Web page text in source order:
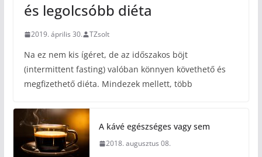
és legolcsóbb diéta
2019. április 30. TZsolt
Na ez nem kis ígéret, de az időszakos böjt
(intermittent fasting) valóban könnyen követhető és
megfizethető diéta. Mindezek mellett, több
A kávé egészséges vagy sem
2018. augusztus 08.